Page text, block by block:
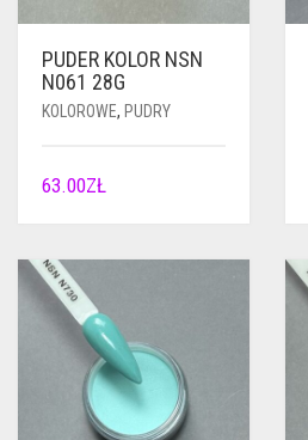
PUDER KOLOR NSN
N061 28G
KOLOROWE, PUDRY
63.00ZŁ